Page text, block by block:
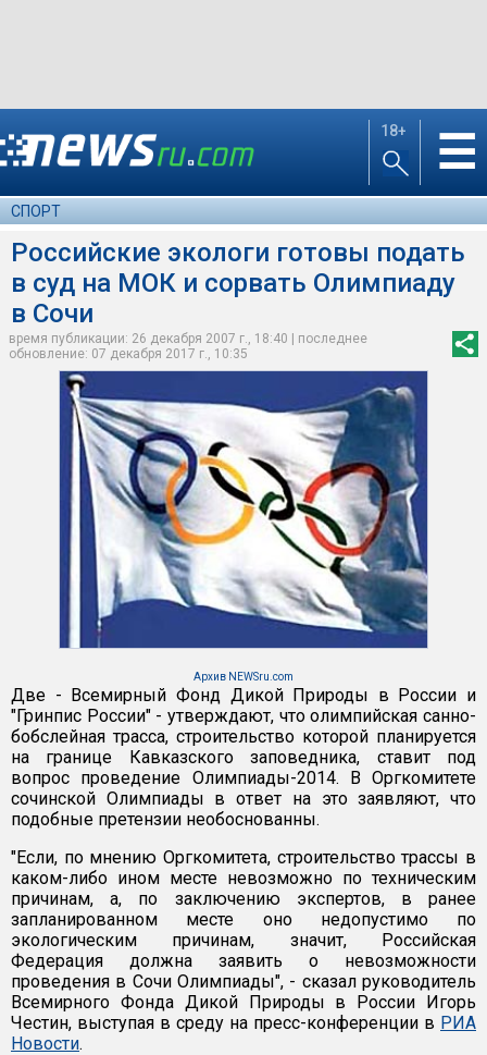
18+ ☰
СПОРТ
Российские экологи готовы подать
в суд на МОК и сорвать Олимпиаду
в Сочи
время публикации: 26 декабря 2007 г., 18:40 | последнее
обновление: 07 декабря 2017 г., 10:35
Архив NEWSru.com
Две - Всемирный Фонд Дикой Природы в России и
"Гринпис России" - утверждают, что олимпийская санно-
бобслейная трасса, строительство которой планируется
на границе Кавказского заповедника, ставит под
вопрос проведение Олимпиады-2014. В Оргкомитете
сочинской Олимпиады в ответ на это заявляют, что
подобные претензии необоснованны.
"Если, по мнению Оргкомитета, строительство трассы в
каком-либо ином месте невозможно по техническим
причинам, а, по заключению экспертов, в ранее
запланированном месте оно недопустимо по
экологическим причинам, значит, Российская
Федерация должна заявить о невозможности
проведения в Сочи Олимпиады", - сказал руководитель
Всемирного Фонда Дикой Природы в России Игорь
Честин, выступая в среду на пресс-конференции в РИА
Новости.